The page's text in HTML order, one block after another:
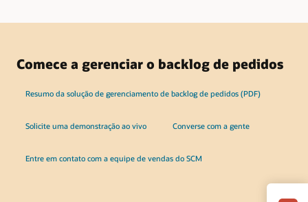
Comece a gerenciar o backlog de pedidos
Resumo da solução de gerenciamento de backlog de pedidos (PDF)
Solicite uma demonstração ao vivo Converse com a gente
Entre em contato com a equipe de vendas do SCM